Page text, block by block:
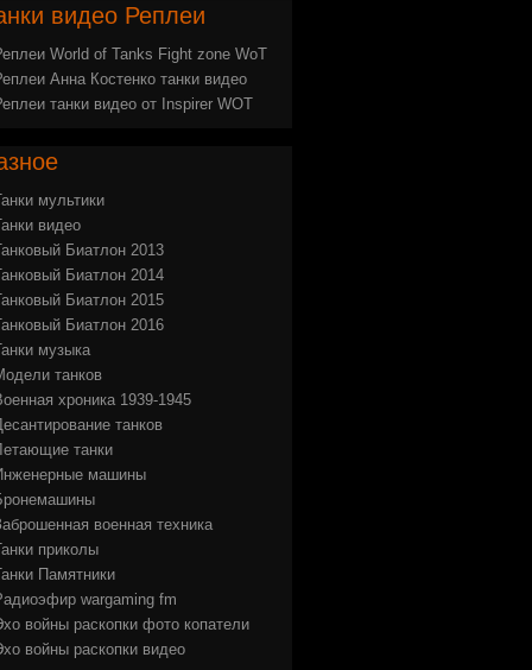
видео Реплеи
World of Tanks Fight zone WoT
Анна Костенко танки видео
танки видео от Inspirer WOT
мультики
видео
Биатлон 2013
Биатлон 2014
Биатлон 2015
Биатлон 2016
музыка
танков
хроника 1939-1945
танков
танки
машины
военная техника
приколы
Памятники
wargaming fm
войны раскопки фото копатели
войны раскопки видео